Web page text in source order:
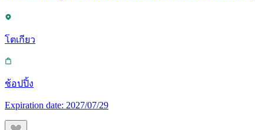
โตเกียว
ช้อปปิ้ง
Expiration date: 2027/07/29